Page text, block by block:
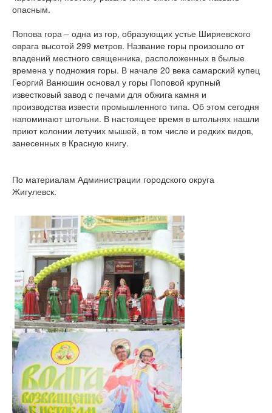
опасным.
Попова гора – одна из гор, образующих устье Ширяевского
оврага высотой 299 метров. Название горы произошло от
владений местного священника, расположенных в былые
времена у подножия горы. В начале 20 века самарский купец
Георгий Ванюшин основал у горы Поповой крупный
известковый завод с печами для обжига камня и
производства извести промышленного типа. Об этом сегодня
напоминают штольни. В настоящее время в штольнях нашли
приют колонии летучих мышей, в том числе и редких видов,
занесенных в Красную книгу.
По материалам Администрации городского округа
Жигулевск.